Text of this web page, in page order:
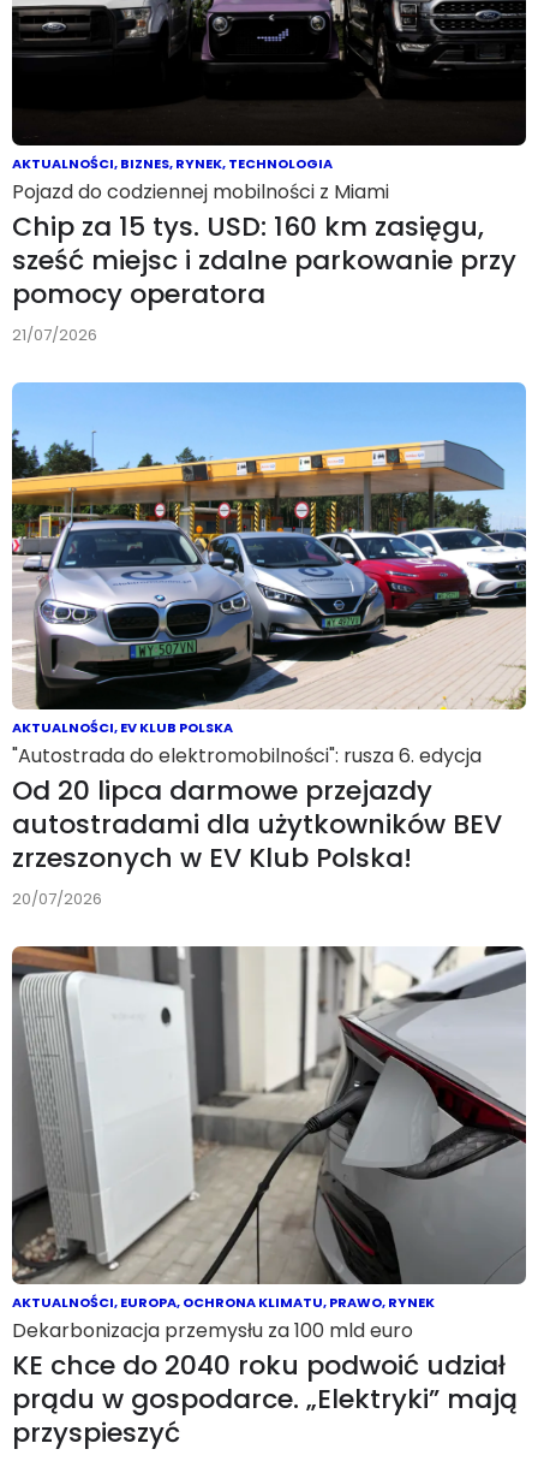
AKTUALNOŚCI,BIZNES,RYNEK,TECHNOLOGIA
Pojazd do codziennej mobilności z Miami
Chip za 15 tys. USD: 160 km zasięgu,
sześć miejsc i zdalne parkowanie przy
pomocy operatora
21/07/2026
AKTUALNOŚCI,EV KLUB POLSKA
"Autostrada do elektromobilności": rusza 6. edycja
Od 20 lipca darmowe przejazdy
autostradami dla użytkowników BEV
zrzeszonych w EV Klub Polska!
20/07/2026
AKTUALNOŚCI,EUROPA,OCHRONA KLIMATU,PRAWO,RYNEK
Dekarbonizacja przemysłu za 100 mld euro
KE chce do 2040 roku podwoić udział
prądu w gospodarce. „Elektryki” mają
przyspieszyć